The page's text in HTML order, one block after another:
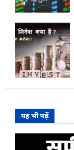
यह भी पढ़ें